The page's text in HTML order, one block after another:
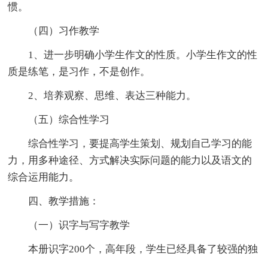
惯。
（四）习作教学
1、进一步明确小学生作文的性质。小学生作文的性
质是练笔，是习作，不是创作。
2、培养观察、思维、表达三种能力。
（五）综合性学习
综合性学习，要提高学生策划、规划自己学习的能
力，用多种途径、方式解决实际问题的能力以及语文的
综合运用能力。
四、教学措施：
（一）识字与写字教学
本册识字200个，高年段，学生已经具备了较强的独